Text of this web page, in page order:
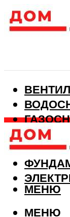
МЕНЮ
МЕНЮ